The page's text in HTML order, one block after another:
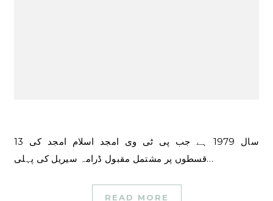
سال 1979 ہے جب پی ٹی وی امجد اسلام امجد کی 13
قسطوں پر مشتمل مقبول ڈرامہ سیریل کی پہلی…
READ MORE